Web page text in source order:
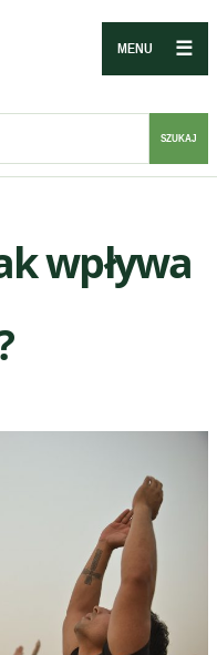
MENU ☰
SZUKAJ
wpływa